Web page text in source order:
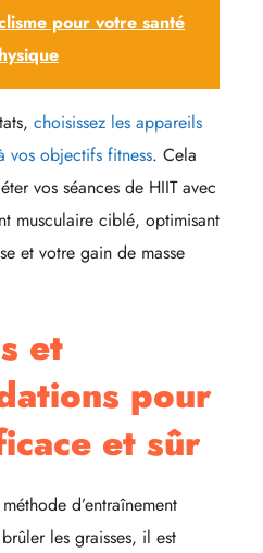
pour votre santé
choisissez les appareils
vos objectifs fitness. Cela
vos séances de HIIT avec
musculaire ciblé, optimisant
et votre gain de masse
et
pour
et sûr
d’entraînement
les graisses, il est